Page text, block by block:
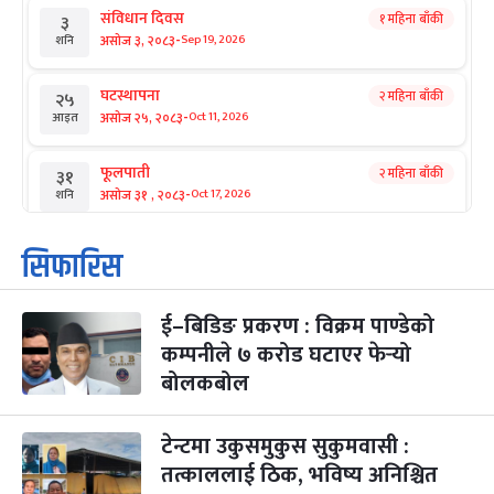
३
शनि
संविधान दिवस
असोज ३, २०८३-Sep 19, 2026
१ महिना बाँकी
२५
आइत
घटस्थापना
असोज २५, २०८३-Oct 11, 2026
२ महिना बाँकी
३१
शनि
फूलपाती
असोज ३१ , २०८३-Oct 17, 2026
२ महिना बाँकी
१
आइत
कार्तिक सङ्क्रान्ति
कार्तिक १, २०८३
३
मंगल
महानवमी
कार्तिक ३, २०८३-Oct 20, 2026
२ महिना बाँकी
४
५ पापा‌ङ्कुशा एकादशी व्रत २ महिना बाँकी
सिफारिस
ई–बिडिङ प्रकरण : विक्रम पाण्डेको
कम्पनीले ७ करोड घटाएर फेर्‍यो
बोलकबोल
टेन्टमा उकुसमुकुस सुकुमवासी :
तत्काललाई ठिक, भविष्य अनिश्चित